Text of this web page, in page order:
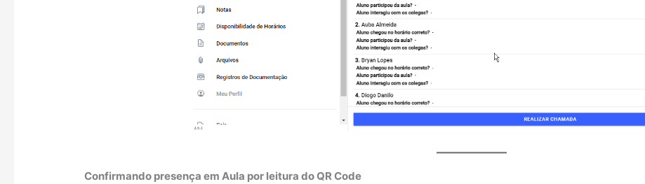
Confirmando presença em Aula por leitura do QR Code